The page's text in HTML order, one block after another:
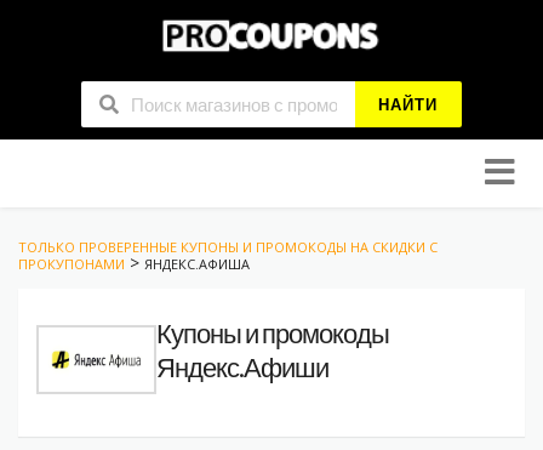
НАЙТИ
to
ТОЛЬКО ПРОВЕРЕННЫЕ КУПОНЫ И ПРОМОКОДЫ НА СКИДКИ С
ПРОКУПОНАМИ > ЯНДЕКС.АФИША
Купоны и промокоды
Яндекс.Афиши